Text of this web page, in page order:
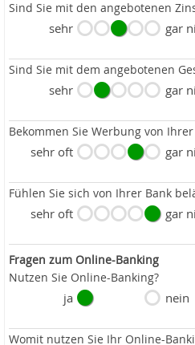
Sind Sie mit den angebotenen
sehr gar
Sind Sie mit dem angebotenen
sehr gar
Bekommen Sie Werbung von Ihrer
sehr oft gar
Fühlen Sie sich von Ihrer Bank
sehr oft gar
Fragen zum Online-Banking
Nutzen Sie Online-Banking?
ja nein
Womit nutzen Sie Ihr Online-